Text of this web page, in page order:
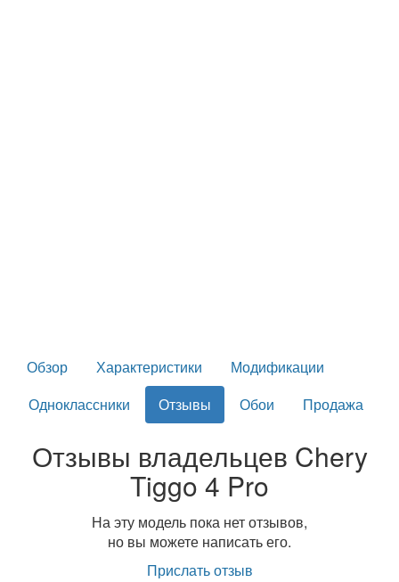
Обзор Характеристики
Модификации
Одноклассники
Отзывы Обои Продажа
Отзывы владельцев Chery
Tiggo 4 Pro
На эту модель пока нет отзывов,
но вы можете написать его.
Прислать отзыв